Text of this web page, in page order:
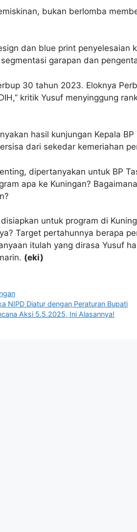
bukan berlomba
dan blue print penyelesaian
garapan dan
30 tahun 2023. Eloknya
kritik Yusuf menyinggung
hasil kunjungan Kepala BP
dari sekedar kemeriahan
dipertanyakan untuk BP
apa ke Kuningan?
untuk program di
Target pertahunnya berapa
itulah yang dirasa Yusuf
(eki)
NIPD Diatur dengan Peraturan Bupati
Aksi 5.5.2025, Ini Alasannya!